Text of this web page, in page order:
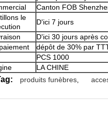
Canton FOB
le
D'ici 7 jours
D'ici 30 jours après
dépôt de 30% par
PCS 1000
LA CHINE
produits funèbres